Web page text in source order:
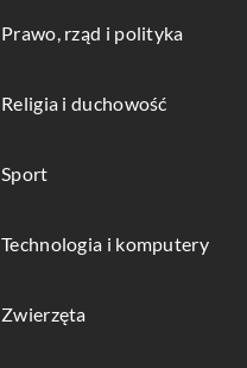
Prawo, rząd i polityka
Religia i duchowość
Sport
Technologia i komputery
Zwierzęta